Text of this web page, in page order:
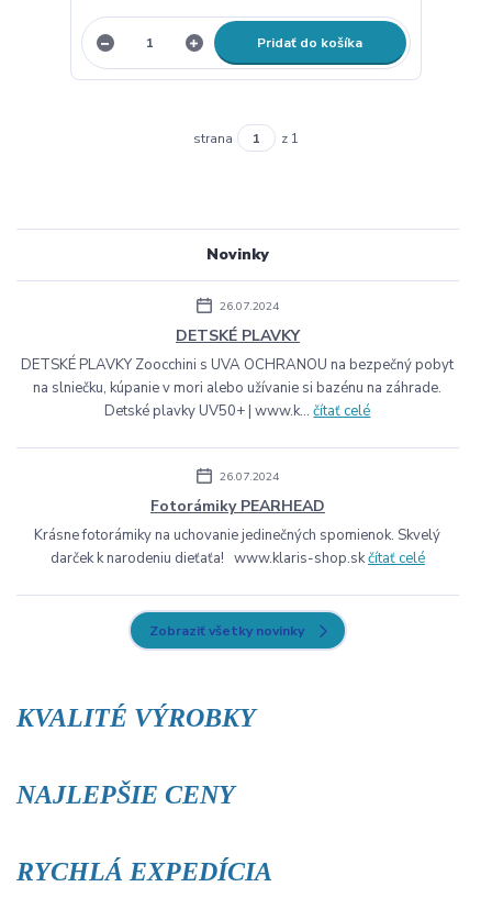
Pridať do košíka
strana z 1
Novinky
26.07.2024
DETSKÉ PLAVKY
DETSKÉ PLAVKY Zoocchini s UVA OCHRANOU na bezpečný pobyt
na slniečku, kúpanie v mori alebo užívanie si bazénu na záhrade.
Detské plavky UV50+ | www.k...čítať celé
26.07.2024
Fotorámiky PEARHEAD
Krásne fotorámiky na uchovanie jedinečných spomienok. Skvelý
darček k narodeniu dieťaťa! www.klaris-shop.skčítať celé
Zobraziť všetky novinky
KVALITÉ VÝROBKY
NAJLEPŠIE CENY
RYCHLÁ EXPEDÍCIA